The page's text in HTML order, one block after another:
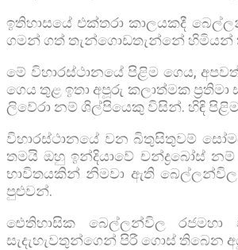
ඉතිහාසයේ එක්තරා කාලයකදී
ගමන් ගත් තැන්ගොඩතැන්නේ හිමියන්
මේ විහාරස්ථානයේ පිළිම ගෙය,
ගෙය තුළ ඉතා අපූරු කලාත්මක
ලිවේරා නම් ශිල්පියෙකු විසින්. හිඳි
විහාරස්ථානයේ වන බිතුසිතුවම්
තමයි ඔහු ඉන්දියාවේ චන්ද්‍රබෝස්
භාවිතයකින් නිමවා ඇති බෙල්ලන්විල
පුළුවන්.
ඓතිහාසික බෙල්ලන්විල රජමහා
සැදැහැවතුන්ගෙන් පිරී ගොස් තිබෙන